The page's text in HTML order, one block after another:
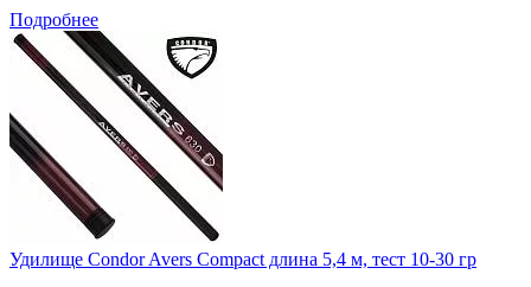
Подробнее
Удилище Condor Avers Compact длина 5,4 м, тест 10-30 гр